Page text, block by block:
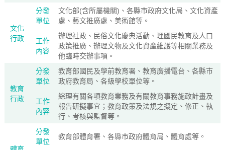
文化
行政
分發
單位
文化部(含所屬機關)、各縣市政府文化局、文化資產
處、藝文推廣處、美術館等。
工作
內容
辦理社政、民俗文化慶典活動、理國民教育及人口
政策推廣、辦理文物及文化資產維護等相關業務及
他臨時交辦事項。
教育
行政
分發
單位
教育部國民及學前教育署、教育廣播電台、各縣市
政府教育局、各級學校單位等。
工作
內容
綜理有關各項教育業務及有關教育事務施政計畫及
報告研擬事宜；教育政策及法規之擬定、修正、執
行、考核與監督等。
分發
單位
教育部體育署、各縣市政府體育局、體育處等。